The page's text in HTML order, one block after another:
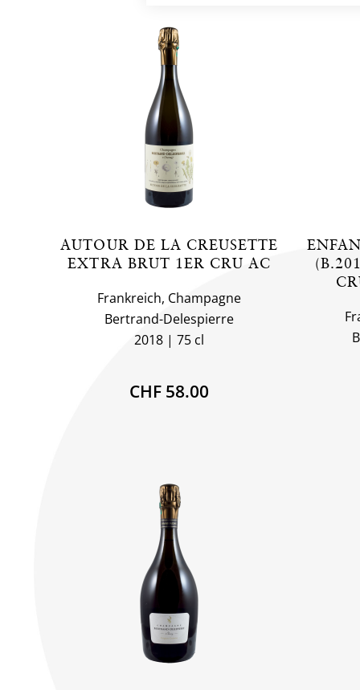
AUTOUR DE LA CREUSETTE
EXTRA BRUT 1ER CRU AC
Frankreich, Champagne
Bertrand-Delespierre
2018
75 cl
CHF 58.00